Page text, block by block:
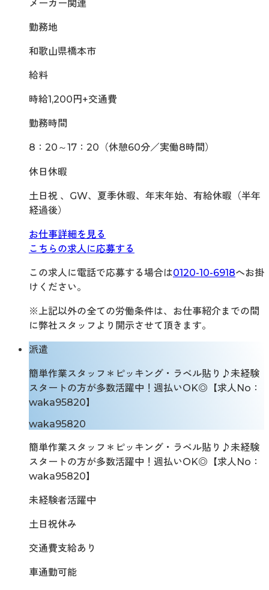
メーカー関連
勤務地
和歌山県橋本市
給料
時給1,200円+交通費
勤務時間
8：20～17：20（休憩60分／実働8時間）
休日休暇
土日祝 、GW、夏季休暇、年末年始、有給休暇（半年
経過後）
お仕事詳細を見る
こちらの求人に応募する
この求人に電話で応募する場合は0120-10-6918へお掛
けください。
※上記以外の全ての労働条件は、お仕事紹介までの間
に弊社スタッフより開示させて頂きます。
派遣
簡単作業スタッフ＊ピッキング・ラベル貼り♪未経験
スタートの方が多数活躍中！週払いOK◎【求人No：
waka95820】
waka95820
簡単作業スタッフ＊ピッキング・ラベル貼り♪未経験
スタートの方が多数活躍中！週払いOK◎【求人No：
waka95820】
未経験者活躍中
土日祝休み
交通費支給あり
車通勤可能